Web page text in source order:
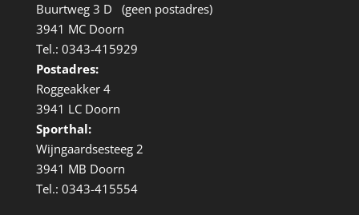
Buurtweg 3 D (geen postadres)
3941 MC Doorn
Tel.: 0343-415929
Postadres:
Roggeakker 4
3941 LC Doorn
Sporthal:
Wijngaardsesteeg 2
3941 MB Doorn
Tel.: 0343-415554